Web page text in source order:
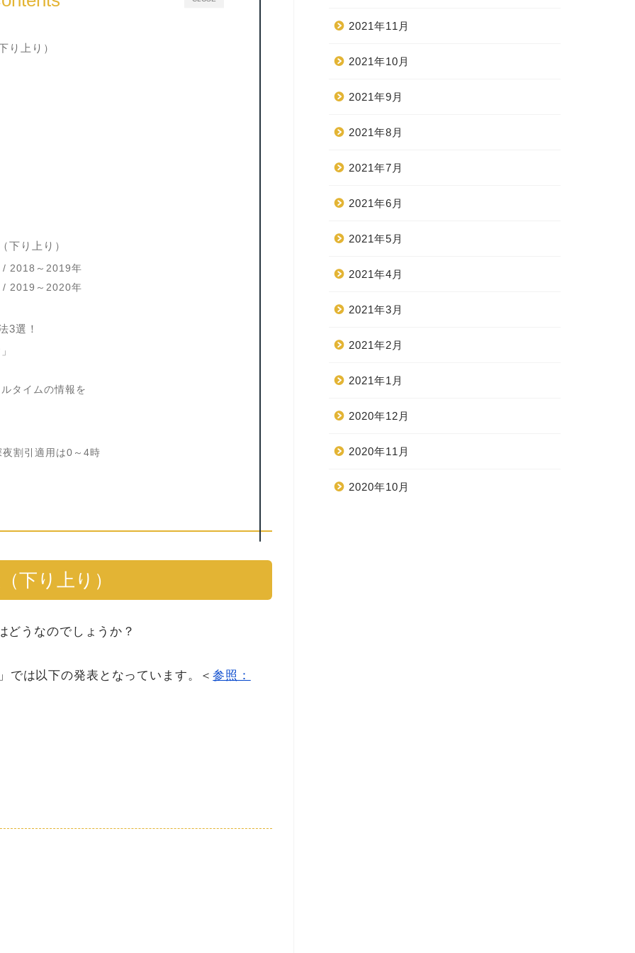
り上り）
下り上り）
2018～2019年
2019～2020年
3選！
タイムの情報を
割引適用は0～4時
下り上り）
どうなのでしょうか？
では以下の発表となっています。＜参照：
2021年11月
2021年10月
2021年9月
2021年8月
2021年7月
2021年6月
2021年5月
2021年4月
2021年3月
2021年2月
2021年1月
2020年12月
2020年11月
2020年10月